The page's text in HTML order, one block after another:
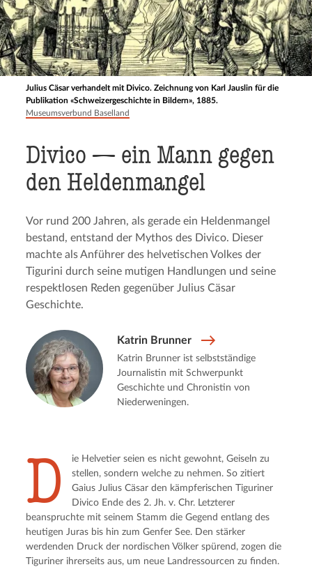
Julius Cäsar verhandelt mit Divico. Zeichnung von Karl Jauslin für die
Publikation «Schweizergeschichte in Bildern», 1885.
Museumsverbund Baselland
Divico — ein Mann gegen
den Heldenmangel
Vor rund 200 Jahren, als gerade ein Heldenmangel
bestand, entstand der Mythos des Divico. Dieser
machte als Anführer des helvetischen Volkes der
Tigurini durch seine mutigen Handlungen und seine
respektlosen Reden gegenüber Julius Cäsar
Geschichte.
Katrin Brunner
Katrin Brunner ist selbstständige
Journalistin mit Schwerpunkt
Geschichte und Chronistin von
Niederweningen.
D
ie Helvetier seien es nicht gewohnt, Geiseln zu
stellen, sondern welche zu nehmen. So zitiert
Gaius Julius Cäsar den kämpferischen Tiguriner
Divico Ende des 2. Jh. v. Chr. Letzterer
beanspruchte mit seinem Stamm die Gegend entlang des
heutigen Juras bis hin zum Genfer See. Den stärker
werdenden Druck der nordischen Völker spürend, zogen die
Tiguriner ihrerseits aus, um neue Landressourcen zu finden.